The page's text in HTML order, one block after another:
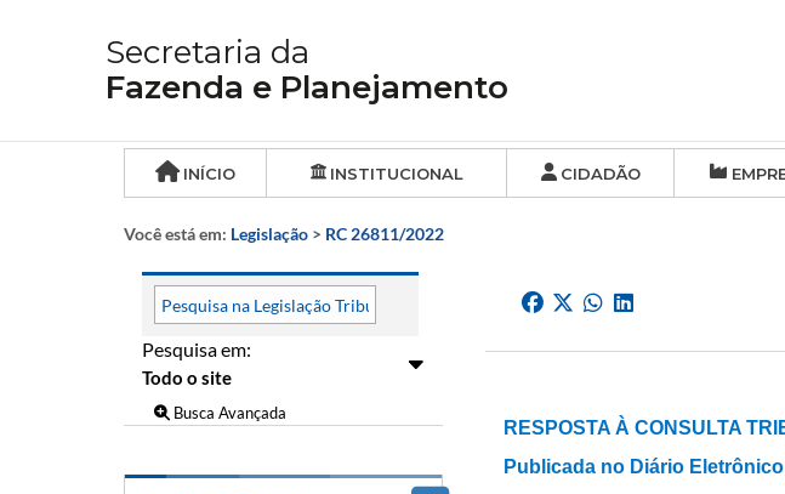
Secretaria da
Fazenda e Planejamento
INÍCIO INSTITUCIONAL CIDADÃO
Você está em: Legislação > RC 26811/2022
Pesquisa em:
Busca Avançada
RESPOSTA À CONSULTA
Publicada no Diário Eletrônico